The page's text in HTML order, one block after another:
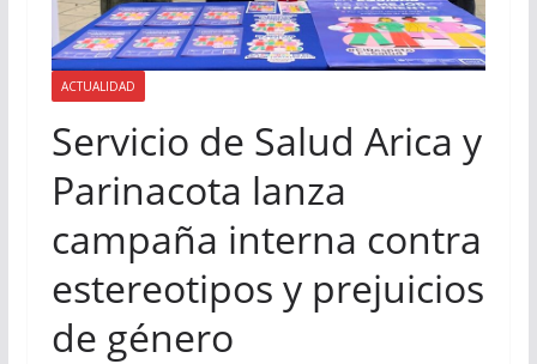
ACTUALIDAD
Servicio de Salud Arica y
Parinacota lanza
campaña interna contra
estereotipos y prejuicios
de género